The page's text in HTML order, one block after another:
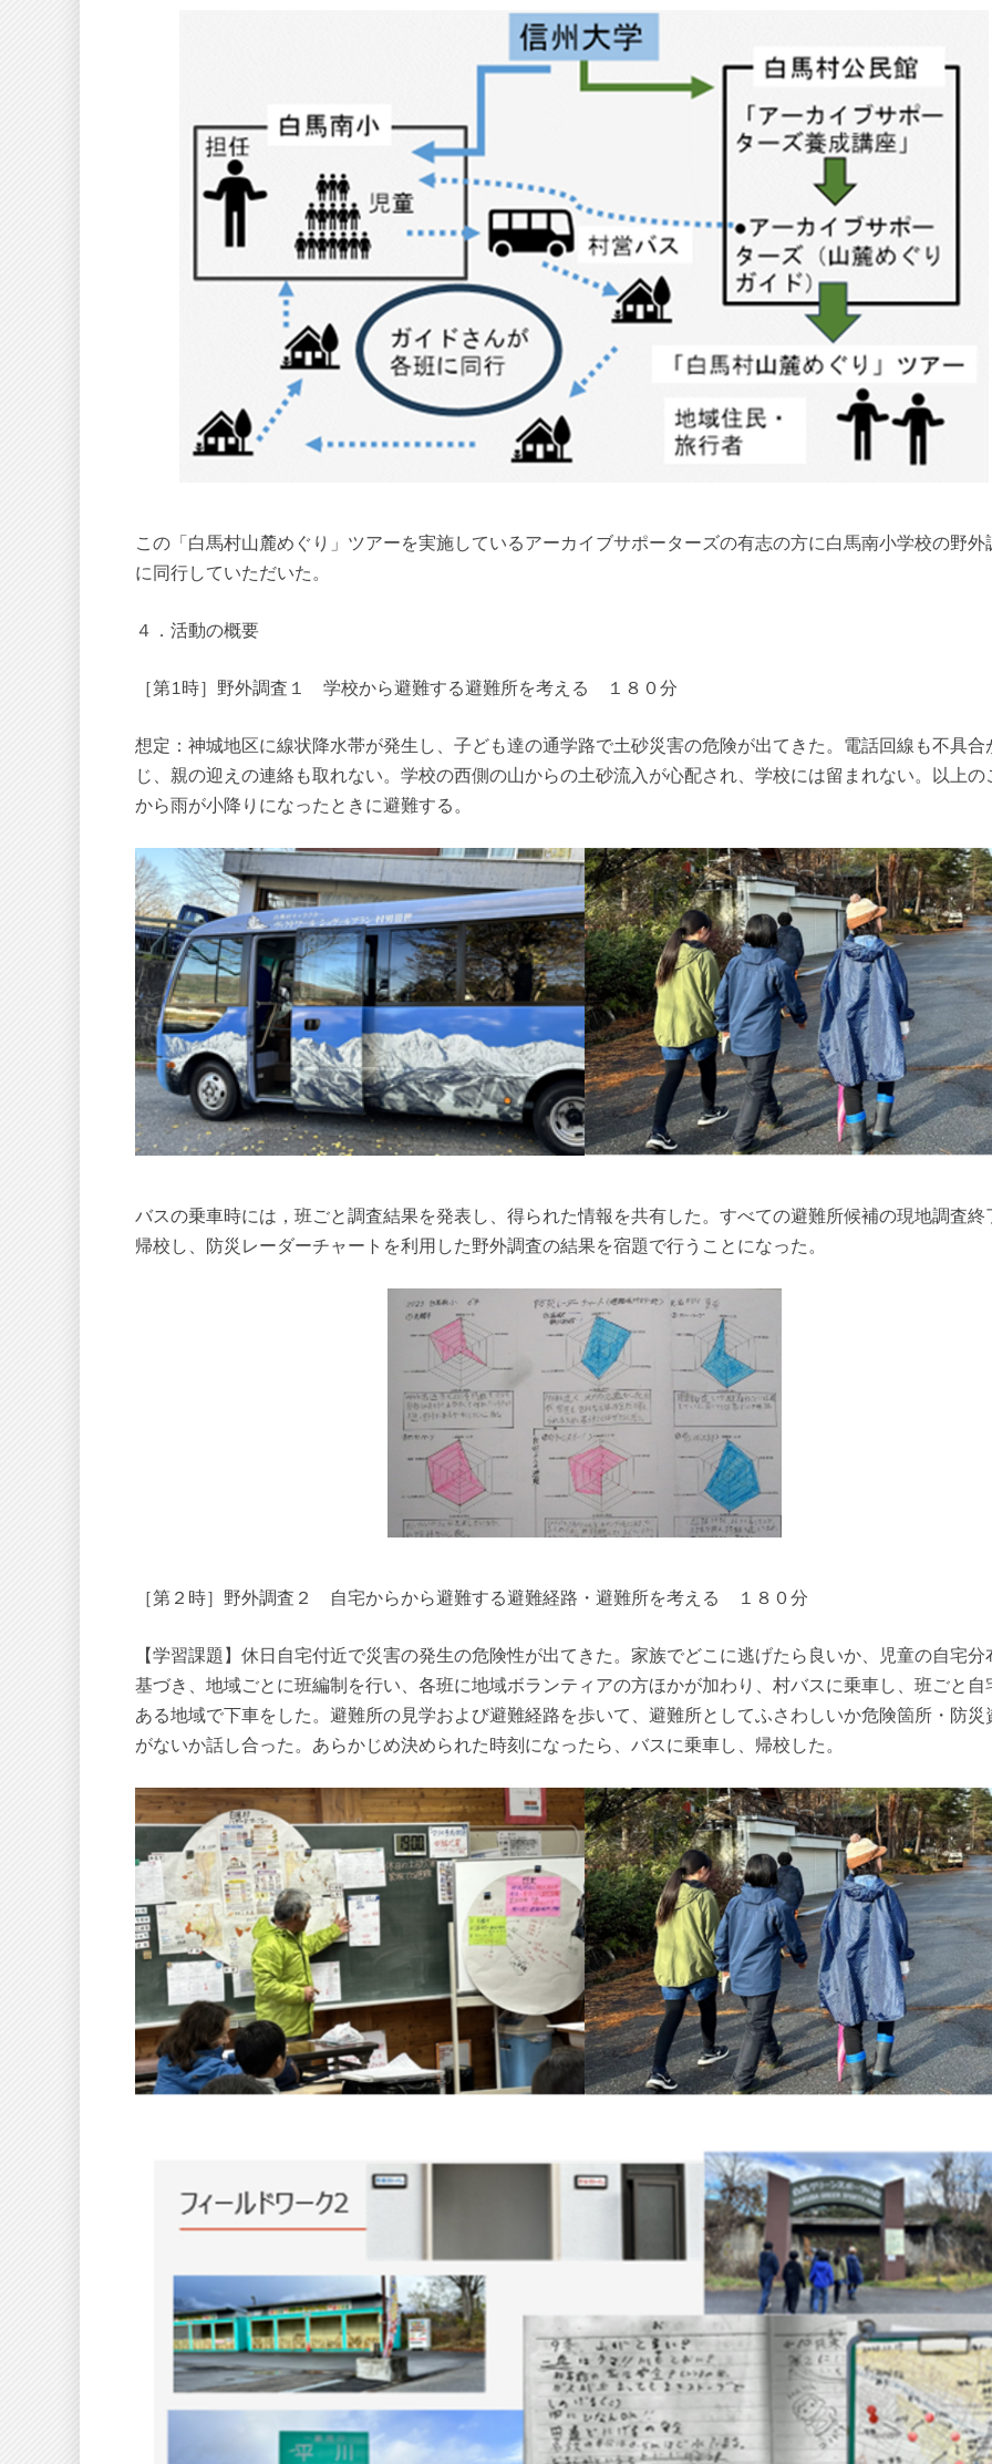
この「白馬村山麓めぐり」ツアーを実施しているアーカイブサポーターズの有志の方に白馬南小学校の野外
に同行していただいた。
４．活動の概要
［第1時］野外調査１ 学校から避難する避難所を考える １８０分
想定：神城地区に線状降水帯が発生し、子ども達の通学路で土砂災害の危険が出てきた。電話回線も不具合
じ、親の迎えの連絡も取れない。学校の西側の山からの土砂流入が心配され、学校には留まれない。以上の
から雨が小降りになったときに避難する。
バスの乗車時には，班ごと調査結果を発表し、得られた情報を共有した。すべての避難所候補の現地調査終
帰校し、防災レーダーチャートを利用した野外調査の結果を宿題で行うことになった。
［第２時］野外調査２ 自宅からから避難する避難経路・避難所を考える １８０分
【学習課題】休日自宅付近で災害の発生の危険性が出てきた。家族でどこに逃げたら良いか、児童の自宅分
基づき、地域ごとに班編制を行い、各班に地域ボランティアの方ほかが加わり、村バスに乗車し、班ごと自
ある地域で下車をした。避難所の見学および避難経路を歩いて、避難所としてふさわしいか危険箇所・防災
がないか話し合った。あらかじめ決められた時刻になったら、バスに乗車し、帰校した。